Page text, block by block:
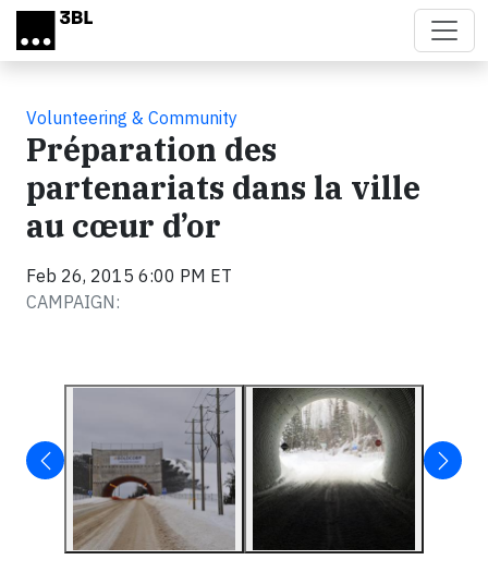
Skip to main content
Volunteering & Community
Préparation des
partenariats dans la ville
au cœur d’or
Feb 26, 2015 6:00 PM ET
CAMPAIGN: